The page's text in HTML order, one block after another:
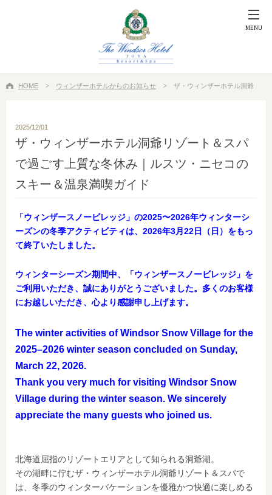
MENU
HOME ウィンザーホテルからのお知らせ ザ・ウィンザーホテル洞爺
2025/12/01
ザ・ウィンザーホテル洞爺リゾート＆スパ
で過ごす上質な冬休み｜ルスツ・ニセコの
スキー＆温泉満喫ガイド
「ウィンザースノービレッジ」の2025〜2026年ウィンターシ
ーズンの冬季アクティビティは、2026年3月22日（日）をもっ
て終了いたしました。
ウィンターシーズン期間中、「ウィンザースノービレッジ」を
ご利用いただき、誠にありがとうございました。多くのお客様
にお越しいただき、心より感謝申し上げます。
The winter activities of Windsor Snow Village for the
2025–2026 winter season concluded on Sunday,
March 22, 2026.
Thank you very much for visiting Windsor Snow
Village during the winter season. We sincerely
appreciate the many guests who joined us.
北海道屈指のリゾートエリアとして知られる洞爺湖。
その湖畔に佇むザ・ウィンザーホテル洞爺リゾート＆スパで
は、冬季のウィンターバケーションを優雅かつ快適に楽しめる